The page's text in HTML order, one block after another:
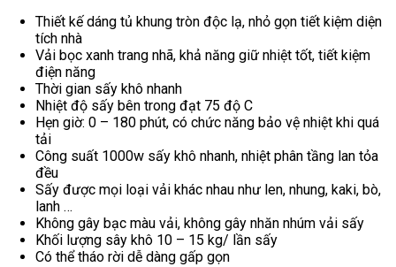
Thiết kế dáng tủ khung tròn độc lạ, nhỏ gọn tiết kiệm diện
tích nhà
Vải bọc xanh trang nhã, khả năng giữ nhiệt tốt, tiết kiệm
điện năng
Thời gian sấy khô nhanh
Nhiệt độ sấy bên trong đạt 75 độ C
Hẹn giờ: 0 – 180 phút, có chức năng bảo vệ nhiệt khi quá
tải
Công suất 1000w sấy khô nhanh, nhiệt phân tầng lan tỏa
đều
Sấy được mọi loại vải khác nhau như len, nhung, kaki, bò,
lanh …
Không gây bạc màu vải, không gây nhăn nhúm vải sấy
Khối lượng sây khô 10 – 15 kg/ lần sấy
Có thể tháo rời dễ dàng gấp gọn